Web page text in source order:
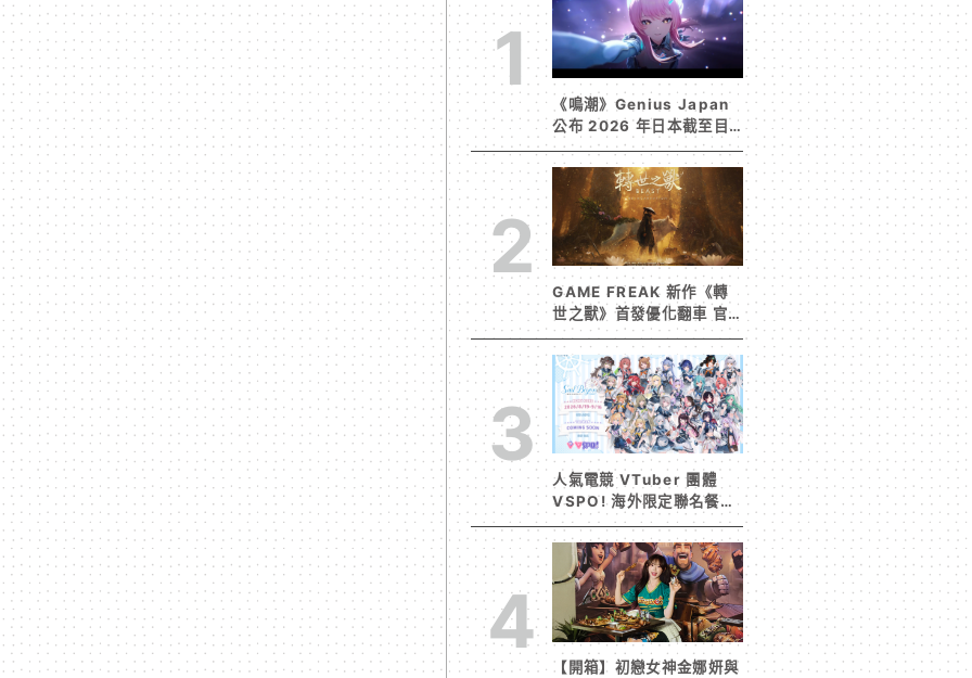
1
《鳴潮》Genius Japan
公布 2026 年日本截至目
前為止人氣歌單《遠航星的
告別》&《自無垠處歸航之
星》入榜
2
GAME FREAK 新作《轉
世之獸》首發優化翻車 官
方急發聲明承諾提供大量更
新彌補
3
人氣電競 VTuber 團體
VSPO! 海外限定聯名餐廳
《Sail Beyond！～駛向
更遠的彼方～》今夏登場！
4
【開箱】初戀女神金娜妍與